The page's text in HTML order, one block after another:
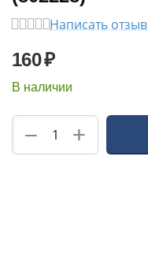
Написать отзыв
160₽
В наличии
+
−